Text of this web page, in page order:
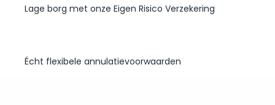
Lage borg met onze Eigen Risico Verzekering
Écht flexibele annulatievoorwaarden